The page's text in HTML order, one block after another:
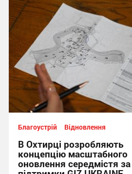
20:59, 25.07.2026
Благоустрій Відновлення
В Охтирці розробляють
концепцію масштабного
оновлення середмістя за